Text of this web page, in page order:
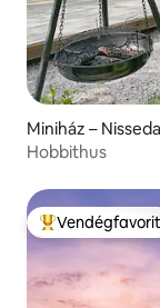
Miniház –
Hobbithus
Kiemelt
Vendégfavorit